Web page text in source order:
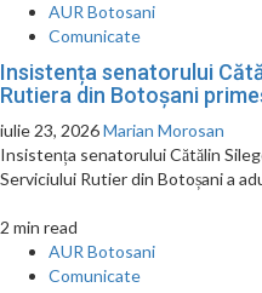
AUR Botosani
Comunicate
Insistența senatorului
Rutiera din Botoșani
iulie 23, 2026Marian Morosan
Insistența senatorului Cătălin
Serviciului Rutier din Botoșani a
2 min read
AUR Botosani
Comunicate